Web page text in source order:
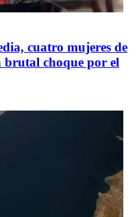
cuatro mujeres de
choque por el